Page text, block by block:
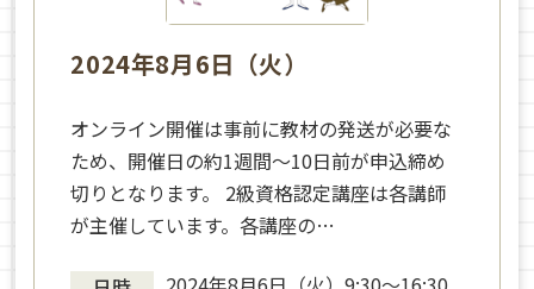
2024年8月6日（火）
オンライン開催は事前に教材の発送が必要な
ため、開催日の約1週間～10日前が申込締め
切りとなります。 2級資格認定講座は各講師
が主催しています。各講座の…